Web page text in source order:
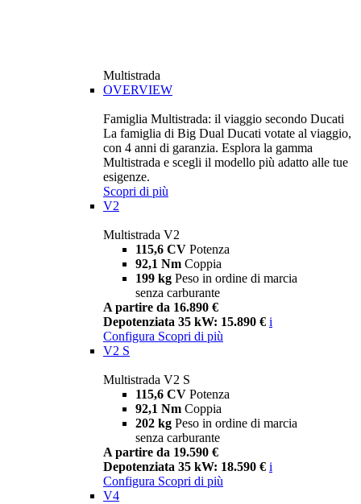
Multistrada
OVERVIEW
Famiglia Multistrada: il viaggio secondo Ducati
La famiglia di Big Dual Ducati votate al viaggio,
con 4 anni di garanzia. Esplora la gamma
Multistrada e scegli il modello più adatto alle tue
esigenze.
Scopri di più
V2
Multistrada V2
115,6 CV Potenza
92,1 Nm Coppia
199 kg Peso in ordine di marcia
senza carburante
A partire da 16.890 €
Depotenziata 35 kW: 15.890 € i
Configura Scopri di più
V2 S
Multistrada V2 S
115,6 CV Potenza
92,1 Nm Coppia
202 kg Peso in ordine di marcia
senza carburante
A partire da 19.590 €
Depotenziata 35 kW: 18.590 € i
Configura Scopri di più
V4